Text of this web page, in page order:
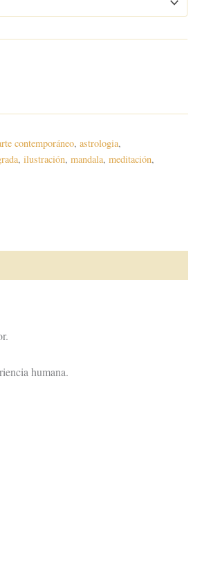
contemporáneo,astrologia,
,ilustración,mandala,meditación,
humana.